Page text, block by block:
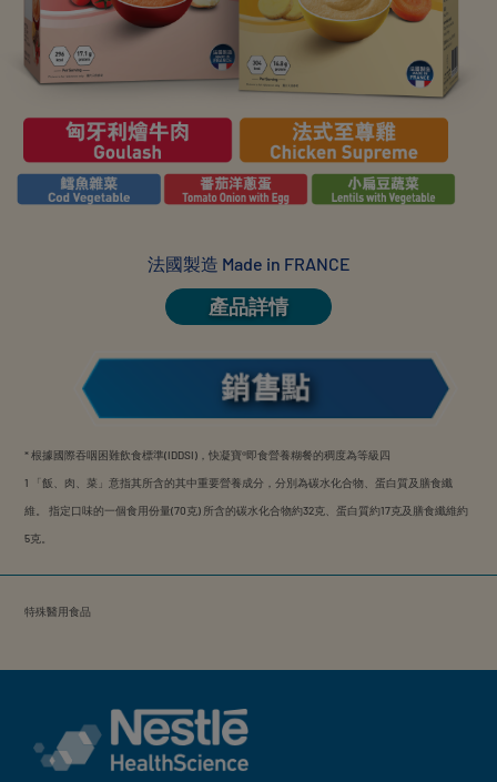
法國製造 Made in FRANCE
產品詳情
* 根據國際吞咽困難飲食標準(IDDSI)，快凝寶®即食營養糊餐的稠度為等級四
1 「飯、肉、菜」意指其所含的其中重要營養成分，分別為碳水化合物、蛋白質及膳食纖
維。 指定口味的一個食用份量(70克) 所含的碳水化合物約32克、蛋白質約17克及膳食纖維約
5克。
特殊醫用食品